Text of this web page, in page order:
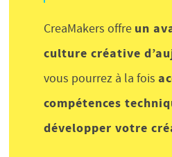
CreaMakers offre un
culture créative
vous pourrez à la fois
compétences
développer votre